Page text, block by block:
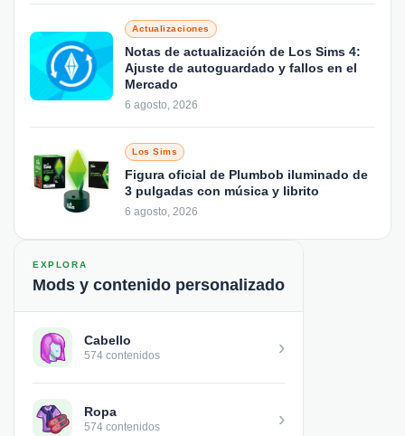
Actualizaciones
Notas de actualización de Los Sims 4:
Ajuste de autoguardado y fallos en el
Mercado
6 agosto, 2026
Los Sims
Figura oficial de Plumbob iluminado de
3 pulgadas con música y librito
6 agosto, 2026
EXPLORA
Mods y contenido personalizado
Cabello
574 contenidos ›
Ropa
574 contenidos ›